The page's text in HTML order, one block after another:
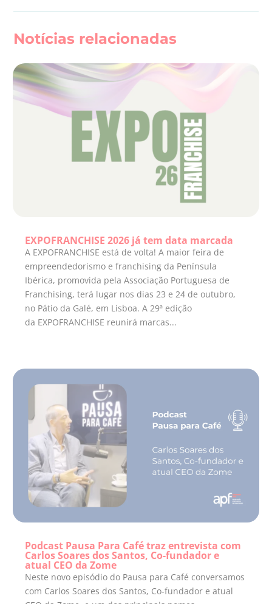
Notícias relacionadas
EXPOFRANCHISE 2026 já tem data marcada
A EXPOFRANCHISE está de volta! A maior feira de
empreendedorismo e franchising da Península
Ibérica, promovida pela Associação Portuguesa de
Franchising, terá lugar nos dias 23 e 24 de outubro,
no Pátio da Galé, em Lisboa. A 29ª edição
da EXPOFRANCHISE reunirá marcas...
Podcast Pausa Para Café traz entrevista com
Carlos Soares dos Santos, Co-fundador e
atual CEO da Zome
Neste novo episódio do Pausa para Café conversamos
com Carlos Soares dos Santos, Co-fundador e atual